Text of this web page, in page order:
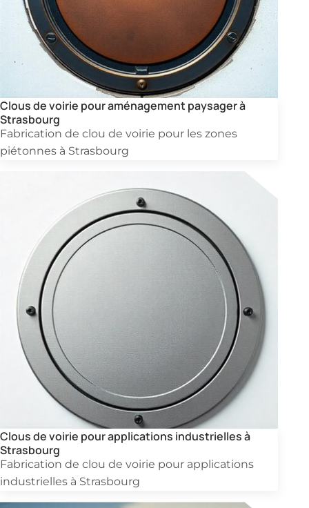
Clous de voirie pour aménagement paysager à
Strasbourg
Fabrication de clou de voirie pour les zones
piétonnes à Strasbourg
Clous de voirie pour applications industrielles à
Strasbourg
Fabrication de clou de voirie pour applications
industrielles à Strasbourg